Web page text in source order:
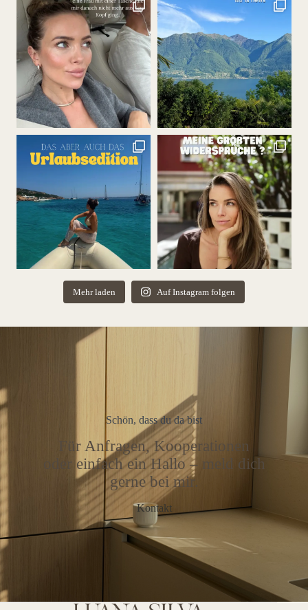
Mehr laden Auf Instagram folgen
Schön, dass du da bist
Für Anfragen, Kooperationen
oder einfach ein Hallo – meld dich
gerne bei mir.
Kontakt